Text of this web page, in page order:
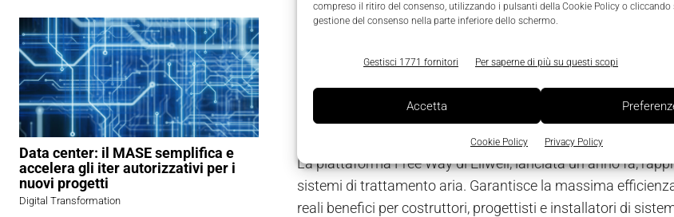
compreso il ritiro del consenso, utilizzando i pulsanti della Cookie Policy o cliccando
gestione del consenso nella parte inferiore dello schermo.
Gestisci 1771 fornitori Per saperne di più su questi scopi
Accetta
Cookie Policy Privacy Policy
Data center: il MASE semplifica e
accelera gli iter autorizzativi per i
nuovi progetti
Digital Transformation
La piattaforma Free Way di Eliwell, lanciata un anno fa,
sistemi di trattamento aria. Garantisce la massima
reali benefici per costruttori, progettisti e installatori di